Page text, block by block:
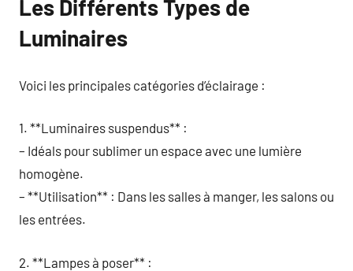
Les Différents Types de
Luminaires
Voici les principales catégories d’éclairage :
1. **Luminaires suspendus** :
– Idéals pour sublimer un espace avec une lumière
homogène.
– **Utilisation** : Dans les salles à manger, les salons ou
les entrées.
2. **Lampes à poser** :